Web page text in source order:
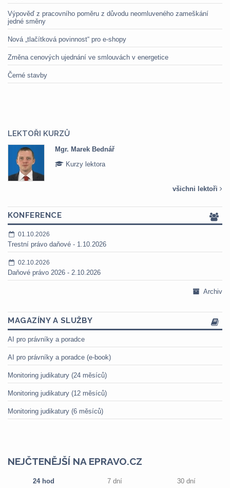
Výpověď z pracovního poměru z důvodu neomluveného zameškání
jedné směny
Nová „tlačítková povinnost“ pro e-shopy
Změna cenových ujednání ve smlouvách v energetice
Černé stavby
LEKTOŘI KURZŮ
Mgr. Marek Bednář
Kurzy lektora
všichni lektoři
KONFERENCE
01.10.2026
Trestní právo daňové - 1.10.2026
02.10.2026
Daňové právo 2026 - 2.10.2026
Archiv
MAGAZÍNY A SLUŽBY
AI pro právníky a poradce
AI pro právníky a poradce (e-book)
Monitoring judikatury (24 měsíců)
Monitoring judikatury (12 měsíců)
Monitoring judikatury (6 měsíců)
NEJČTENĚJŠÍ NA EPRAVO.CZ
24 hod 7 dní 30 dní